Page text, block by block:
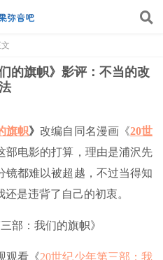
的旗帜》影评：不当的改
旗帜》改编自同名漫画《20世
部电影的打算，理由是浦沢先
镜都难以被超越，不过当得知
是违背了自己的初衷。
观看《20世纪少年第三部：我